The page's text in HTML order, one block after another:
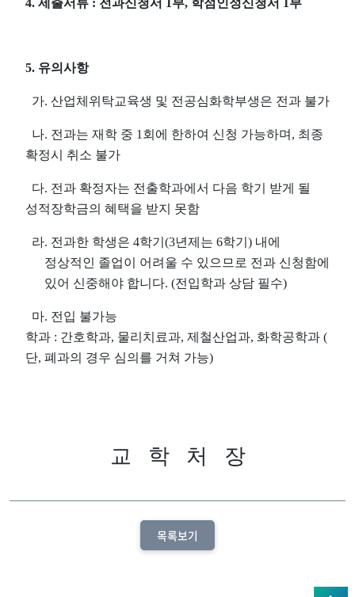
4. 제출서류 : 전과신청서 1부, 학점인정신청서 1부
5. 유의사항
가. 산업체위탁교육생 및 전공심화학부생은 전과 불가
나. 전과는 재학 중 1 회에 한하여 신청 가능하며 , 최종
확정시 취소 불가
다. 전과 확정자는 전출학과에서 다음 학기 받게 될
성적장학금의 혜택을 받지 못함
라. 전과한 학생은 4학기 (3년제는 6학기 ) 내에
정상적인 졸업이 어려울 수 있으므로 전과 신청함에
있어 신중해야 합니다. (전입학과 상담 필수)
마. 전입 불가능
학과 : 간호학과, 물리치료과, 제철산업과, 화학공학과 (
단, 폐과의 경우 심의를 거쳐 가능)
교 학 처 장
목록보기